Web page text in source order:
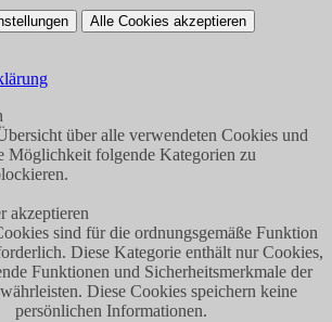
Alle Cookies akzeptieren
über alle verwendeten Cookies und
Möglichkeit folgende Kategorien zu
akzeptieren
sind für die ordnungsgemäße Funktion
Diese Kategorie enthält nur Cookies,
Funktionen und Sicherheitsmerkmale der
Diese Cookies speichern keine
persönlichen Informationen.